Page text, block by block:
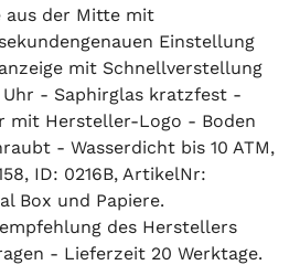
aus der Mitte mit
Einstellung
mit Schnellverstellung
- Saphirglas kratzfest -
mit Hersteller-Logo - Boden
- Wasserdicht bis 10 ATM,
ID: 0216B, ArtikelNr:
Box und Papiere.
des Herstellers
- Lieferzeit 20 Werktage.